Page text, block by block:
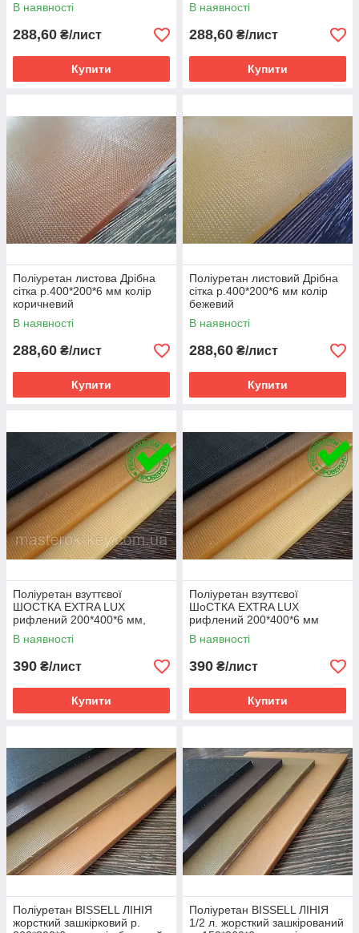
В наявності
288,60 ₴/лист
Купити
В наявності
288,60 ₴/лист
Купити
Поліуретан листова Дрібна
сітка р.400*200*6 мм колір
коричневий
В наявності
288,60 ₴/лист
Купити
Поліуретан листовий Дрібна
сітка р.400*200*6 мм колір
бежевий
В наявності
288,60 ₴/лист
Купити
Поліуретан взуттєвої
ШОСТКА EXTRA LUX
рифлений 200*400*6 мм,
колір чорний
В наявності
390 ₴/лист
Купити
Поліуретан взуттєвої
ШоСТКА EXTRA LUX
рифлений 200*400*6 мм
колір бежевий
В наявності
390 ₴/лист
Купити
Поліуретан BISSELL ЛІНІЯ
жорсткий зашкірковий р.
Поліуретан BISSELL ЛІНІЯ
1/2 л. жорсткий зашкірований